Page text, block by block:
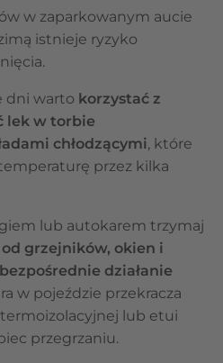
w zaparkowanym aucie
istnieje ryzyko
dni warto korzystać z
lek w torbie
chłodzącymi, które
przez kilka
lub autokarem trzymaj
grzejników, okien i
działanie
w pojeździe przekracza
lub etui
przegrzaniu.